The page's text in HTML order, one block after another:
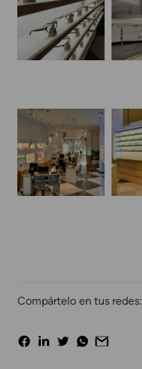
Compártelo en tus redes: